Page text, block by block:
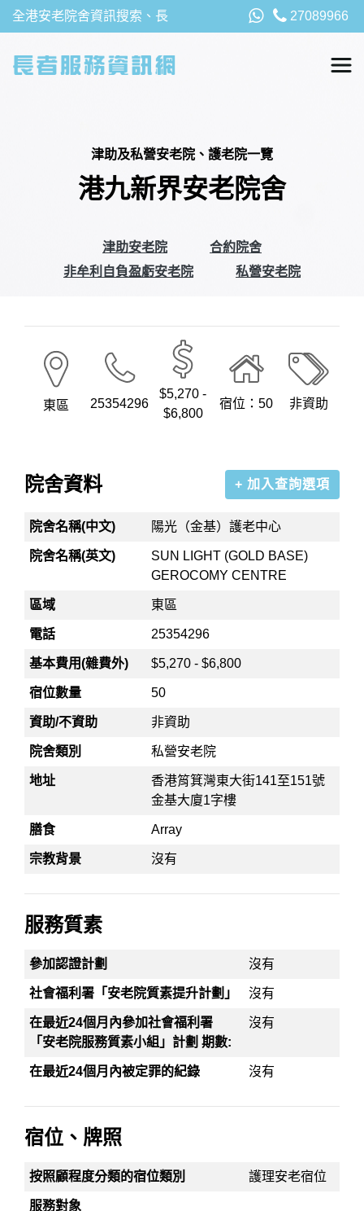
全港安老院舍資訊搜索、長 27089966
津助及私營安老院、護老院一覽
港九新界安老院舍
津助安老院
合約院舍
非牟利自負盈虧安老院
私營安老院
東區 25354296
$5,270 -
$6,800
宿位：50 非資助
院舍資料 + 加入查詢選項
院舍名稱(中文) 陽光（金基）護老中心
院舍名稱(英文)
SUN LIGHT (GOLD BASE)
GEROCOMY CENTRE
區域 東區
電話 25354296
基本費用(雜費外) $5,270 - $6,800
宿位數量 50
資助/不資助 非資助
院舍類別 私營安老院
地址
香港筲箕灣東大街141至151號
金基大廈1字樓
膳食 Array
宗教背景 沒有
服務質素
參加認證計劃 沒有
社會福利署「安老院質素提升計劃」 沒有
在最近24個月內參加社會福利署
「安老院服務質素小組」計劃 期數:
沒有
在最近24個月內被定罪的紀錄 沒有
宿位、牌照
按照顧程度分類的宿位類別 護理安老宿位
服務對象